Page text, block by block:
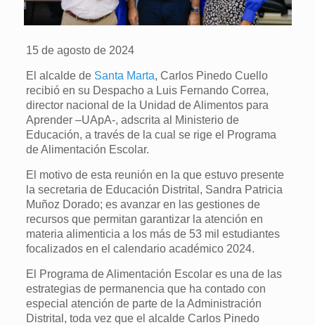
15 de agosto de 2024
El alcalde de Santa Marta, Carlos Pinedo Cuello
recibió en su Despacho a Luis Fernando Correa,
director nacional de la Unidad de Alimentos para
Aprender –UApA-, adscrita al Ministerio de
Educación, a través de la cual se rige el Programa
de Alimentación Escolar.
El motivo de esta reunión en la que estuvo presente
la secretaria de Educación Distrital, Sandra Patricia
Muñoz Dorado; es avanzar en las gestiones de
recursos que permitan garantizar la atención en
materia alimenticia a los más de 53 mil estudiantes
focalizados en el calendario académico 2024.
El Programa de Alimentación Escolar es una de las
estrategias de permanencia que ha contado con
especial atención de parte de la Administración
Distrital, toda vez que el alcalde Carlos Pinedo